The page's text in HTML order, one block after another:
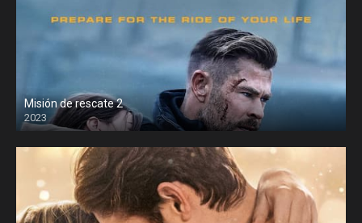
Misión de rescate 2
2023